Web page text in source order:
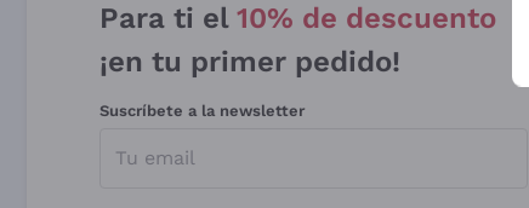
Para ti el 10% de descuento
¡en tu primer pedido!
Suscríbete a la newsletter